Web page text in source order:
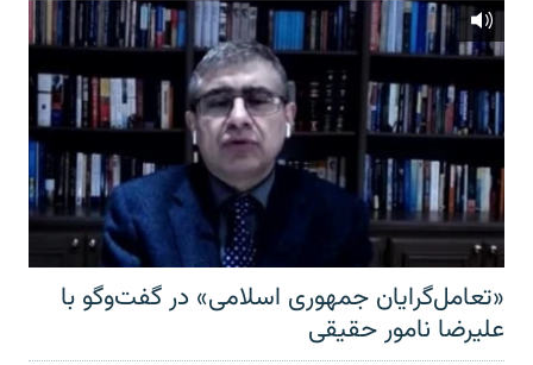
«تعامل‌گرایان جمهوری اسلامی» در گفت‌وگو با
علیرضا نامور حقیقی